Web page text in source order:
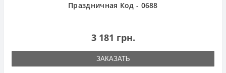
Праздничная Код - 0688
3 181 грн.
ЗАКАЗАТЬ